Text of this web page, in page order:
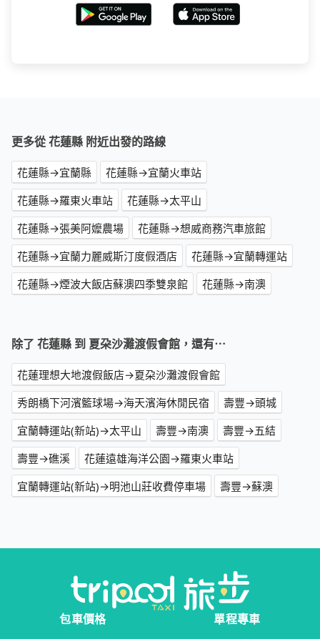
更多從 花蓮縣 附近出發的路線
花蓮縣→宜蘭縣
花蓮縣→宜蘭火車站
花蓮縣→羅東火車站
花蓮縣→太平山
花蓮縣→張美阿嬤農場
花蓮縣→想威商務汽車旅館
花蓮縣→宜蘭力麗威斯汀度假酒店
花蓮縣→宜蘭轉運站
花蓮縣→煙波大飯店蘇澳四季雙泉館
花蓮縣→南澳
除了 花蓮縣 到 夏朶沙灘渡假會館，還有⋯
花蓮理想大地渡假飯店→夏朶沙灘渡假會館
秀朗橋下河濱籃球場→海天濱海休閒民宿
壽豐→頭城
宜蘭轉運站(新站)→太平山
壽豐→南澳
壽豐→五結
壽豐→礁溪
花蓮遠雄海洋公園→羅東火車站
宜蘭轉運站(新站)→明池山莊收費停車場
壽豐→蘇澳
包車價格
單程專車